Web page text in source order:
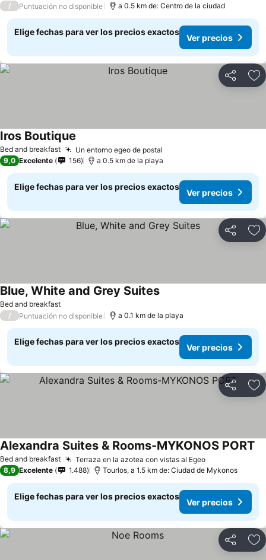
/ Puntuación no disponible a 0.5 km de: Centro de la ciudad
Elige fechas para ver los precios exactos
Ver precios
Compartir
Bed and breakfast Un entorno egeo de postal
Iros Boutique
9,0 Excelente 156 a 0.5 km de la playa
Elige fechas para ver los precios exactos
Ver precios
Compartir
Bed and breakfast
Blue, White and Grey Suites
/ Puntuación no disponible a 0.1 km de la playa
Elige fechas para ver los precios exactos
Ver precios
Compartir
Bed and breakfast Terraza en la azotea con vistas al Egeo
Alexandra Suites & Rooms-MYKONOS PORT
8,9 Excelente 1.488 Tourlos, a 1.5 km de: Ciudad de Mykonos
Elige fechas para ver los precios exactos
Ver precios
Compartir